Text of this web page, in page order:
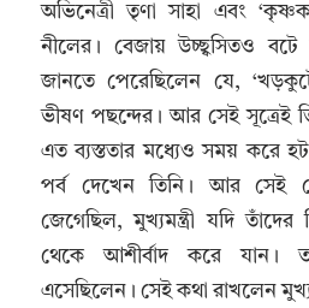
অভিনেত্রী তৃণা সাহা এবং
নীলের। বেজায় উচ্ছ্বসিতও
জানতে পেরেছিলেন যে,
ভীষণ পছন্দের। আর সেই সূত্রেই
এত ব্যস্ততার মধ্যেও সময় করে
পর্ব দেখেন তিনি। আর সেই
জেগেছিল, মুখ্যমন্ত্রী যদি তাঁদের
থেকে আশীর্বাদ করে যান।
এসেছিলেন। সেই কথা রাখলেন